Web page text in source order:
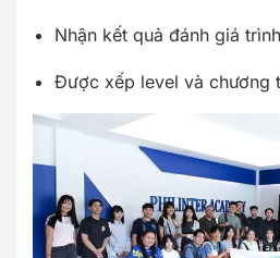
Nhận kết quả đánh giá
Được xếp level và chương